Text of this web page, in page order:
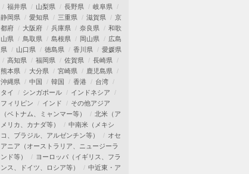
福井県
山梨県 長野県
岐阜県
静岡県
愛知県 三重県 滋賀県
京
都府
大阪府 兵庫県 奈良県
和歌
山県
鳥取県 島根県 岡山県
広島
県
山口県 徳島県 香川県
愛媛県
高知県
福岡県 佐賀県
長崎県
熊本県
大分県 宮崎県
鹿児島県
沖縄県
中国 韓国 香港
台湾
タイ
シンガポール
インドネシア
フィリピン
インド
その他アジア
（ベトナム、ミャンマー等）
北米（ア
メリカ、カナダ等）
中南米（メキシ
コ、ブラジル、アルゼンチン等）
オセ
アニア（オーストラリア、ニュージーラ
ンド等）
ヨーロッパ（イギリス、フラ
ンス、ドイツ、ロシア等）
中近東・ア